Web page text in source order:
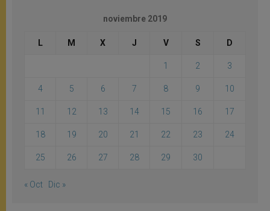
noviembre 2019
L M X J V S D
1 2 3
4 5 6 7 8 9 10
11 12 13 14 15 16 17
18 19 20 21 22 23 24
25 26 27 28 29 30
« Oct Dic »